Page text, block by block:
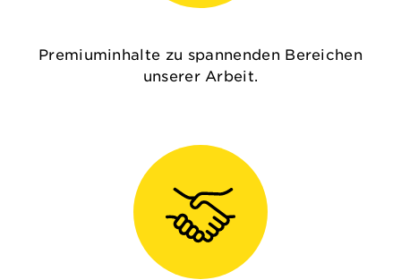
Premiuminhalte zu spannenden Bereichen
unserer Arbeit.